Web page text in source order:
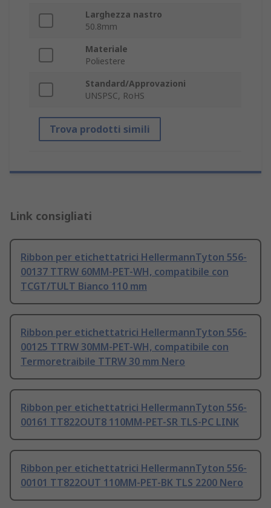
Larghezza nastro
50.8mm
Materiale
Poliestere
Standard/Approvazioni
UNSPSC, RoHS
Trova prodotti simili
Link consigliati
Ribbon per etichettatrici HellermannTyton 556-
00137 TTRW 60MM-PET-WH, compatibile con
TCGT/TULT Bianco 110 mm
Ribbon per etichettatrici HellermannTyton 556-
00125 TTRW 30MM-PET-WH, compatibile con
Termoretraibile TTRW 30 mm Nero
Ribbon per etichettatrici HellermannTyton 556-
00161 TT822OUT8 110MM-PET-SR TLS-PC LINK
Ribbon per etichettatrici HellermannTyton 556-
00101 TT822OUT 110MM-PET-BK TLS 2200 Nero